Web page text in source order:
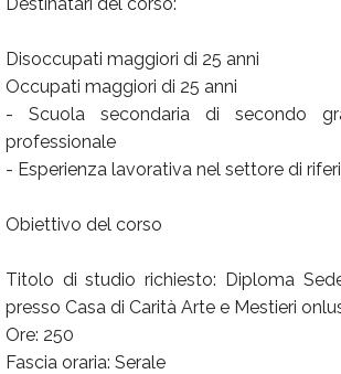
Disoccupati maggiori di 25 anni
Occupati maggiori di 25 anni
- Scuola secondaria di secondo
professionale
- Esperienza lavorativa nel settore di
Obiettivo del corso
Titolo di studio richiesto: Diploma
presso Casa di Carità Arte e Mestieri
Ore: 250
Fascia oraria: Serale